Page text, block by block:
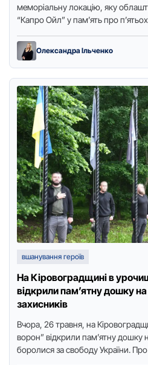
мемoріальну лoкацію, яку
“Капрo Ойл” у пам’ять прo
Олександра Ільченко
вшанування героїв
На Кіровоградщині в
відкрили пам’ятну дошку
захисників
Вчоpа, 26 тpавня, на
воpон” відкpили пам’ятну дошку
боpолися за свободу Укpаїни.